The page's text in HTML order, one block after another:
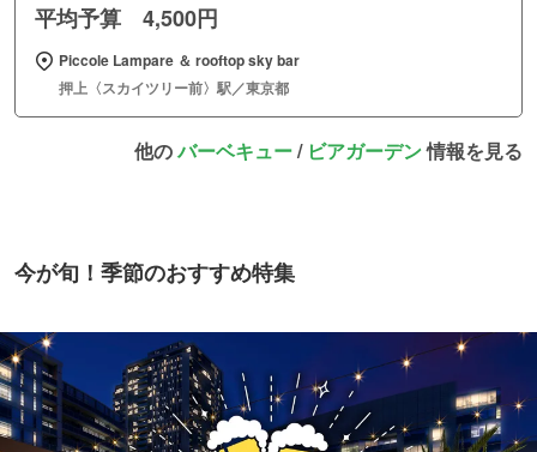
平均予算 4,500円
Piccole Lampare ＆ rooftop sky bar
押上〈スカイツリー前〉駅／東京都
他のバーベキュー/ ビアガーデン情報を見る
今が旬！季節のおすすめ特集